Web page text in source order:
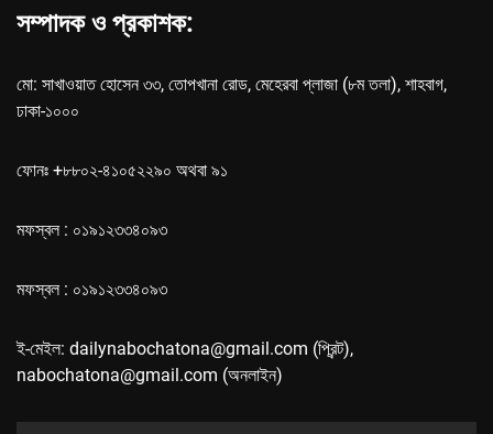
সম্পাদক ও প্রকাশক:
মো: সাখাওয়াত হোসেন ৩৩, তোপখানা রোড, মেহেরবা প্লাজা (৮ম তলা), শাহবাগ,
ঢাকা-১০০০
ফোনঃ +৮৮০২-৪১০৫২২৯০ অথবা ৯১
মফস্বল : ০১৯১২৩৩৪০৯৩
মফস্বল : ০১৯১২৩৩৪০৯৩
ই-মেইল: dailynabochatona@gmail.com (প্রিন্ট),
nabochatona@gmail.com (অনলাইন)